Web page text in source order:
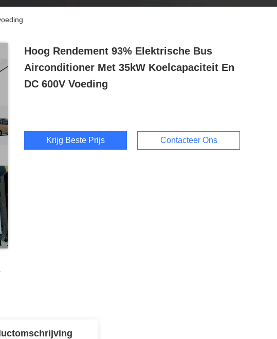
Hoog Rendement 93% Elektrische Bus
Airconditioner Met 35kW Koelcapaciteit En
DC 600V Voeding
Krijg Beste Prijs Contacteer Ons